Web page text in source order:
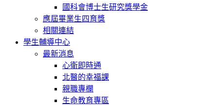
國科會博士生研究獎學金
應屆畢業生四育獎
相關連結
學生輔導中心
最新消息
心衛即時通
北醫的幸福課
親職專欄
生命教育專區